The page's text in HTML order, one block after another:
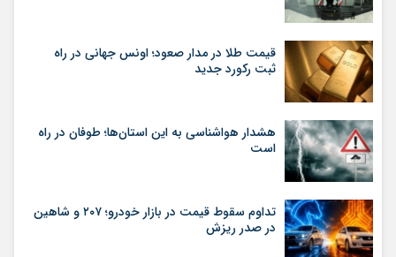
قیمت طلا در مدار صعود؛ اونس جهانی در راه
ثبت رکورد جدید
هشدار هواشناسی به این استان‌ها؛ طوفان در راه
است
تداوم سقوط قیمت در بازار خودرو؛ ۲۰۷ و شاهین
در صدر ریزش